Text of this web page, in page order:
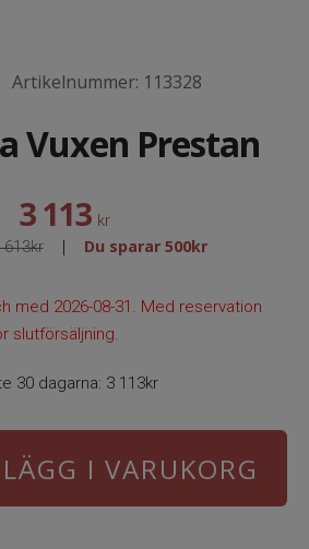
Artikelnummer: 113328
Vuxen Prestan
3 113 kr
613kr | Du sparar 500kr
med 2026-08-31. Med reservation
slutförsäljning.
30 dagarna: 3 113kr
LÄGG I VARUKORG